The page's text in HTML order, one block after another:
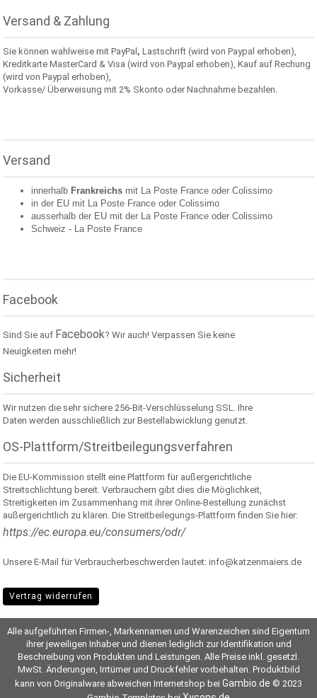
Versand & Zahlung
Sie können wahlweise mit PayPal,Lastschrift (wird von Paypal erhoben),
Kreditkarte MasterCard & Visa (wird von Paypal erhoben), Kauf auf Rechung
(wird von Paypal erhoben),
Vorkasse/ Überweisung mit 2% Skonto oder Nachnahme bezahlen.
Versand
innerhalb Frankreichs mit La Poste France oderColissimo
in der EU mit La Poste France oderColissimo
ausserhalb der EU mit der La Poste France oderColissimo
Schweiz - La Poste France
Facebook
Sind Sie auf Facebook? Wir auch! Verpassen Sie keine
Neuigkeiten mehr!
Sicherheit
Wir nutzen die sehr sichere 256-Bit-Verschlüsselung SSL. Ihre
Daten werden ausschließlich zur Bestellabwicklung genutzt.
OS-Plattform/Streitbeilegungsverfahren
Die EU-Kommission stellt eine Plattform für außergerichtliche
Streitschlichtung bereit. Verbrauchern gibt dies die Möglichkeit,
Streitigkeiten im Zusammenhang mit ihrer Online-Bestellung zunächst
außergerichtlich zu klären. Die Streitbeilegungs-Plattform finden Sie hier:
https://ec.europa.eu/consumers/odr/
Unsere E-Mail für Verbraucherbeschwerden lautet: info@katzenmaiers.de
Vertrag widerrufen
Alle aufgeführten Firmen-, Markennamen und Warenzeichen sind Eigentum
ihrer jeweiligen Inhaber und dienen lediglich zur Identifikation und
Beschreibung von Produkten und Leistungen. Alle Preise inkl. gesetzl.
MwSt. Änderungen, Irrtümer und Druckfehler vorbehalten. Produktbild
kann von Originalware abweichen Internetshop bei Gambio.de © 2023